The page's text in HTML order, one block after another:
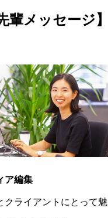
輩メッセージ】
ア編集
クライアントにとって魅